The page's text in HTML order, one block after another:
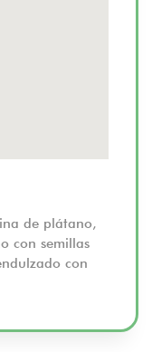
de plátano,
con semillas
con